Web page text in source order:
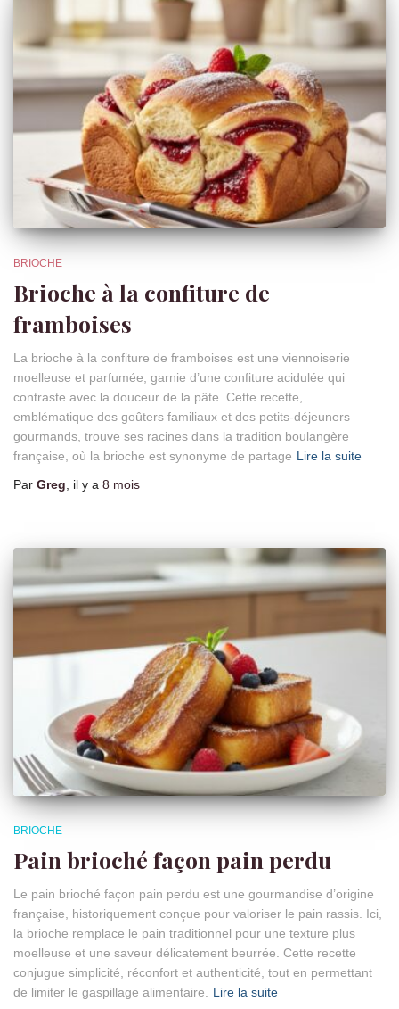
BRIOCHE
Brioche à la confiture de
framboises
La brioche à la confiture de framboises est une viennoiserie
moelleuse et parfumée, garnie d’une confiture acidulée qui
contraste avec la douceur de la pâte. Cette recette,
emblématique des goûters familiaux et des petits-déjeuners
gourmands, trouve ses racines dans la tradition boulangère
française, où la brioche est synonyme de partage Lire la suite
Par Greg , il y a 8 mois
BRIOCHE
Pain brioché façon pain perdu
Le pain brioché façon pain perdu est une gourmandise d’origine
française, historiquement conçue pour valoriser le pain rassis. Ici,
la brioche remplace le pain traditionnel pour une texture plus
moelleuse et une saveur délicatement beurrée. Cette recette
conjugue simplicité, réconfort et authenticité, tout en permettant
de limiter le gaspillage alimentaire.
Lire la suite